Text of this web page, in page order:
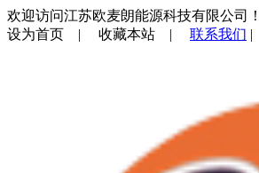
欢迎访问江苏欧麦朗能源科技有限公司！
设为首页 | 收藏本站 | 联系我们 |